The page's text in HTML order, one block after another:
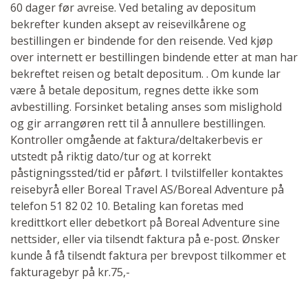
60 dager før avreise. Ved betaling av depositum
bekrefter kunden aksept av reisevilkårene og
bestillingen er bindende for den reisende. Ved kjøp
over internett er bestillingen bindende etter at man har
bekreftet reisen og betalt depositum. . Om kunde lar
være å betale depositum, regnes dette ikke som
avbestilling. Forsinket betaling anses som mislighold
og gir arrangøren rett til å annullere bestillingen.
Kontroller omgående at faktura/deltakerbevis er
utstedt på riktig dato/tur og at korrekt
påstigningssted/tid er påført. I tvilstilfeller kontaktes
reisebyrå eller Boreal Travel AS/Boreal Adventure på
telefon 51 82 02 10. Betaling kan foretas med
kredittkort eller debetkort på Boreal Adventure sine
nettsider, eller via tilsendt faktura på e-post. Ønsker
kunde å få tilsendt faktura per brevpost tilkommer et
fakturagebyr på kr.75,-